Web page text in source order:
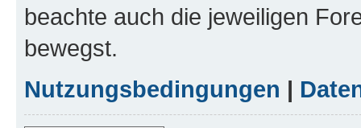
beachte auch die jeweiligen
bewegst.
Nutzungsbedingungen |